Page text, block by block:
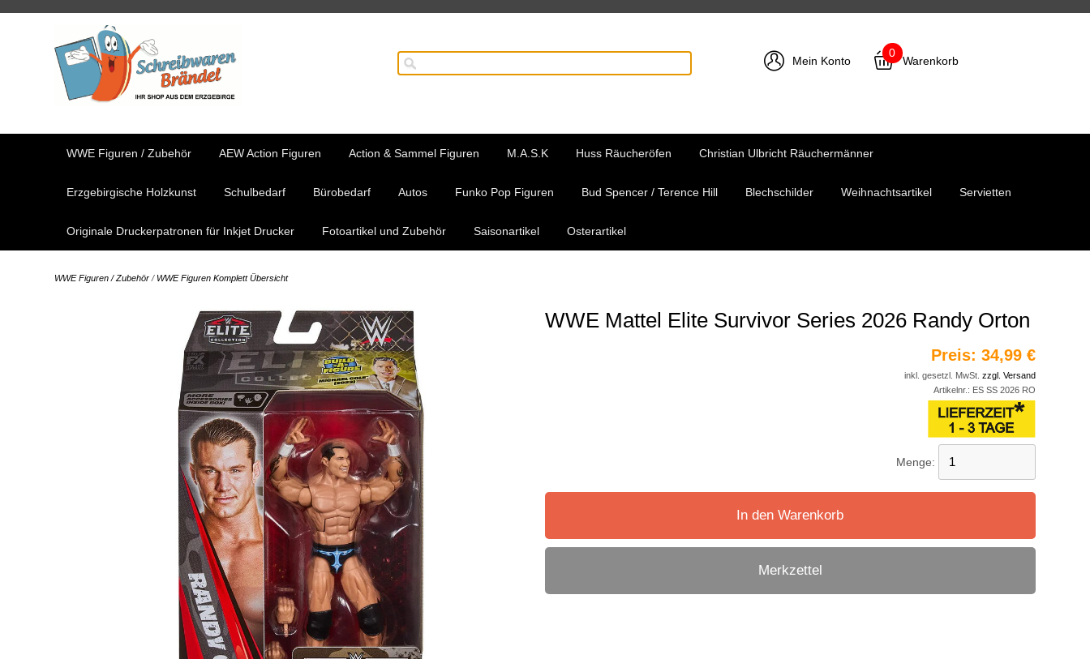
Mein Konto
0
Warenkorb
WWE Figuren / Zubehör AEW Action Figuren Action & Sammel Figuren M.A.S.K Huss Räucheröfen Christian Ulbricht Räuchermänner
Erzgebirgische Holzkunst Schulbedarf Bürobedarf Autos Funko Pop Figuren Bud Spencer / Terence Hill Blechschilder Weihnachtsartikel Servietten
Originale Druckerpatronen für Inkjet Drucker Fotoartikel und Zubehör Saisonartikel Osterartikel
WWE Figuren / Zubehör / WWE Figuren Komplett Übersicht
WWE Mattel Elite Survivor Series 2026 Randy Orton
Preis: 34,99 €
inkl. gesetzl. MwSt. zzgl. Versand
Artikelnr.: ES SS 2026 RO
Menge:
In den Warenkorb
Merkzettel